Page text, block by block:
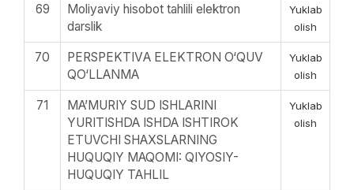
69
Moliyaviy hisobot tahlili elektron
darslik
Yuklab
olish
70
PЕRSPЕKTIVА ЕLЕKTRON O‘QUV
QO‘LLАNMА
Yuklab
olish
71
MAʼMURIY SUD ISHLARINI
YURITISHDA ISHDA ISHTIROK
ETUVCHI SHAXSLARNING
HUQUQIY MAQOMI: QIYOSIY-
HUQUQIY TAHLIL
Yuklab
olish